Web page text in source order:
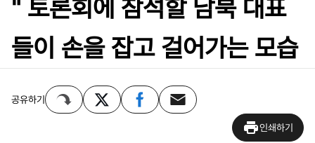
" 토론회에 참석할 남북 대표
들이 손을 잡고 걸어가는 모습
공유하기
인쇄하기